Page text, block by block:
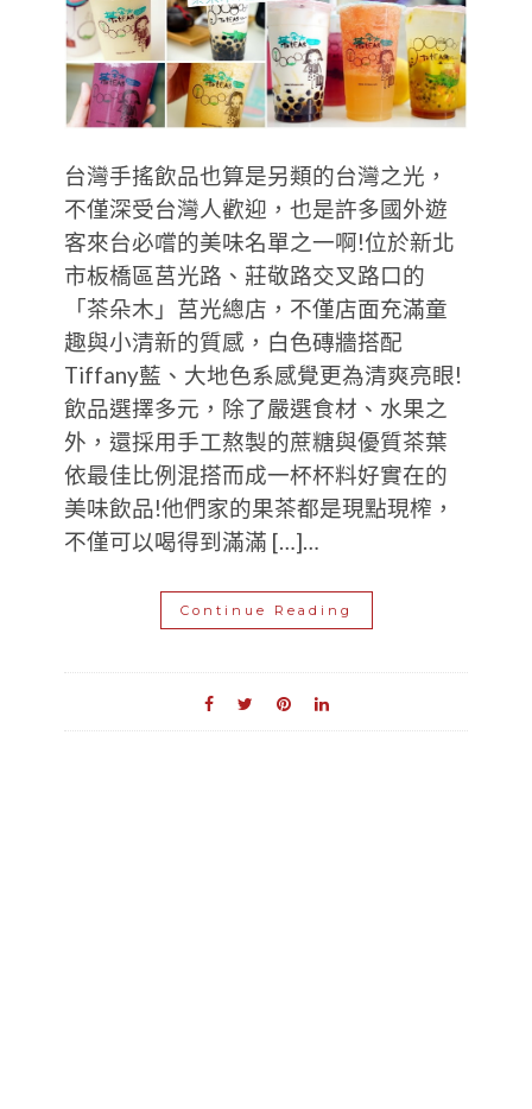
台灣手搖飲品也算是另類的台灣之光，
不僅深受台灣人歡迎，也是許多國外遊
客來台必嚐的美味名單之一啊!位於新北
市板橋區莒光路、莊敬路交叉路口的
「茶朵木」莒光總店，不僅店面充滿童
趣與小清新的質感，白色磚牆搭配
Tiffany藍、大地色系感覺更為清爽亮眼!
飲品選擇多元，除了嚴選食材、水果之
外，還採用手工熬製的蔗糖與優質茶葉
依最佳比例混搭而成一杯杯料好實在的
美味飲品!他們家的果茶都是現點現榨，
不僅可以喝得到滿滿 […]…
Continue Reading